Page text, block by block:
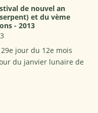
de nouvel an
et du vème
- 2013
jour du 12e mois
du janvier lunaire de